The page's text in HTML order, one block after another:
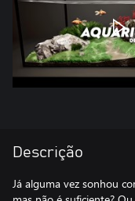
Descrição
Já alguma vez sonhou